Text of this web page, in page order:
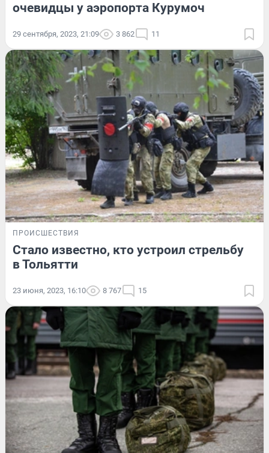
очевидцы у аэропорта Курумоч
29 сентября, 2023, 21:09 3 862 11
ПРОИСШЕСТВИЯ
Стало известно, кто устроил стрельбу
в Тольятти
23 июня, 2023, 16:10 8 767 15